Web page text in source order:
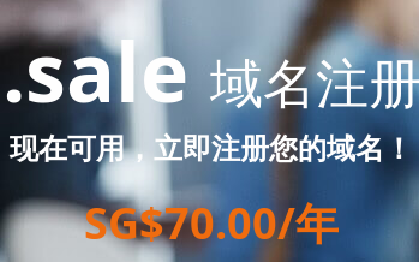
.sale域名注
现在可用，立即注册您的域名！
SG$70.00/年